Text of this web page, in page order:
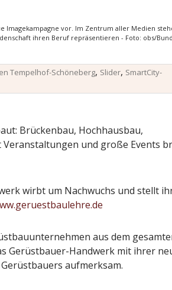
Imagekampagne vor. Im Zentrum aller Medien
ihren Beruf repräsentieren - Foto: obs/
Tempelhof-Schöneberg, Slider, SmartCity-
Brückenbau, Hochhausbau,
und große Events
wirbt um Nachwuchs und stellt
aus dem
Gerüstbauer-Handwerk mit ihrer
aufmerksam.